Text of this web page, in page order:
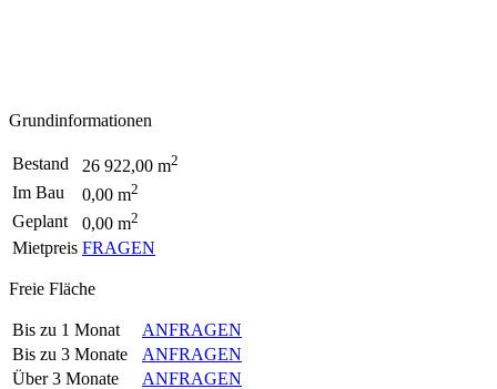
Grundinformationen
Bestand 26 922,00 m2
Im Bau 0,00 m2
Geplant 0,00 m2
Mietpreis FRAGEN
Freie Fläche
Bis zu 1 Monat
ANFRAGEN
Bis zu 3 Monate
ANFRAGEN
Über 3 Monate
ANFRAGEN